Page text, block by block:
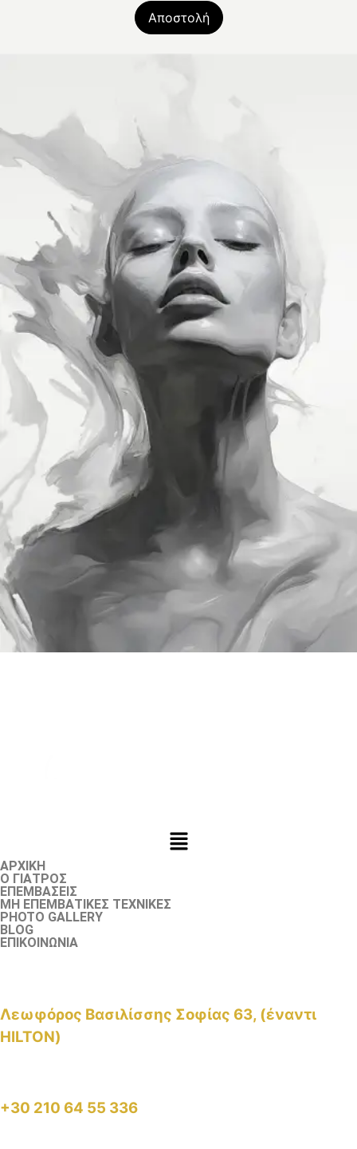
ΑΡΧΙΚΗ
Ο ΓΙΑΤΡΟΣ
ΕΠΕΜΒΑΣΕΙΣ
ΜΗ ΕΠΕΜΒΑΤΙΚΕΣ ΤΕΧΝΙΚΕΣ
PHOTO GALLERY
BLOG
ΕΠΙΚΟΙΝΩΝΙΑ
Λεωφόρος Βασιλίσσης Σοφίας 63, (έναντι
HILTON)
+30 210 64 55 336